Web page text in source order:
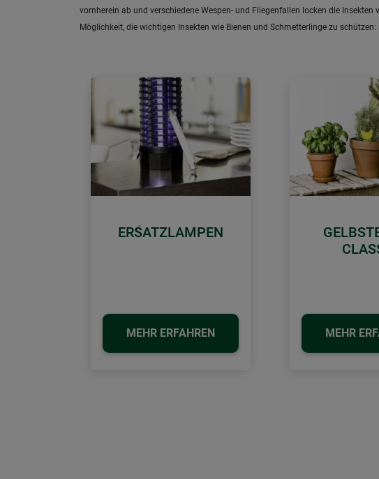
vornherein ab und verschiedene Wespen- und Fliegenfallen locken die
Möglichkeit, die wichtigen Insekten wie Bienen und Schmetterlinge zu
ERSATZLAMPEN
MEHR ERFAHREN MEHR
Zurück